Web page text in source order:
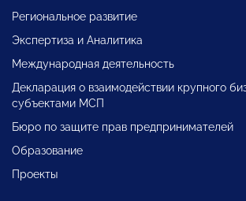
Региональное развитие
Экспертиза и Аналитика
Международная деятельность
Декларация о взаимодействии крупного
субъектами МСП
Бюро по защите прав предпринимателей
Образование
Проекты